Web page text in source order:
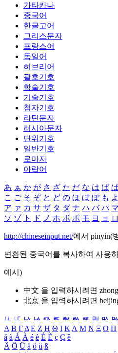
가타카나
중국어
한글고어
그리스문자
프랑스어
독일어
히브리어
괄호기호
학술기호
기술기호
첨자기호
라틴문자
러시아문자
단위기호
일반기호
로마자
아랍어
あ ぁ か が さ ざ た だ な は ば
こ ご そ ぞ と ど の ほ ぼ ぽ も よ
ア ァ カ サ ザ タ ダ ナ ハ バ パ マ
ソ ゾ ト ド ノ ホ ボ ポ モ ヨ ョ ロ
http://chineseinput.net/에서 pinyin(
변환된 중국어를 복사하여 사용
예시)
中文 을 입력하시려면
北京 을 입력하시려면
ㅥ ㅦ ㅧ ㅨ ㅩ ㅪ ㅫ ㅬ ㅭ ㅮ ㅯ ㅰ
Α Β ΓΔ Ε Ζ Η Θ Ι ΚΛ Μ Ν Ξ Ο Π
á à Á À é è É È ç Ç ê
Ä Ö Ü ä ö ü ß